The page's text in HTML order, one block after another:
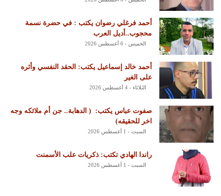
أحمد فرغلي رضوان يكتب : في حضرة نسمة
محجوب..أديل العرب
الخميس - 6 أغسطس 2026
أحمد خالد إسماعيل يكتب: الحقد النفسي وأثره
على الغير
الثلاثاء - 4 أغسطس 2026
‏صفوت عباس يكتب: ‏ ‏( الدهابة.. جن أم ملائكه وجه
اخر للحقيقه)
السبت - 1 أغسطس 2026
راندا الهادي تكتب: ذكريات علب الأسمنت
السبت - 1 أغسطس 2026